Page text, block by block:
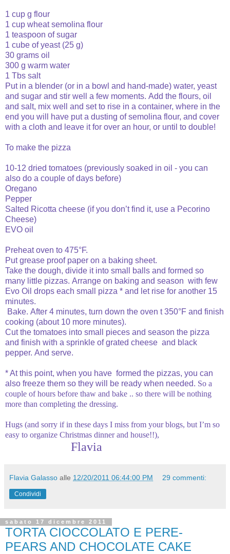
1 cup g flour
1 cup wheat semolina flour
1 teaspoon of sugar
1 cube of yeast (25 g)
30 grams oil
300 g warm water
1 Tbs salt
Put in a blender (or in a bowl and hand-made) water, yeast
and sugar and stir well a few moments. Add the flours, oil
and salt, mix well and set to rise in a container, where in the
end you will have put a dusting of semolina flour, and cover
with a cloth and leave it for over an hour, or until to double!
To make the pizza
10-12 dried tomatoes (previously soaked in oil - you can
also do a couple of days before)
Oregano
Pepper
Salted Ricotta cheese (if you don’t find it, use a Pecorino
Cheese)
EVO oil
Preheat oven to 475°F.
Put grease proof paper on a baking sheet.
Take the dough, divide it into small balls and formed so
many little pizzas. Arrange on baking and season with few
Evo Oil drops each small pizza * and let rise for another 15
minutes.
Bake. After 4 minutes, turn down the oven t 350°F and finish
cooking (about 10 more minutes).
Cut the tomatoes into small pieces and season the pizza
and finish with a sprinkle of grated cheese and black
pepper. And serve.
* At this point, when you have formed the pizzas, you can
also freeze them so they will be ready when needed. So a
couple of hours before thaw and bake .. so there will be nothing
more than completing the dressing.
Hugs (and sorry if in these days I miss from your blogs, but I’m so
easy to organize Christmas dinner and house!!),
Flavia
Flavia Galasso alle 12/20/2011 06:44:00 PM 29 commenti:
Condividi
sabato 17 dicembre 2011
TORTA CIOCCOLATO E PERE-
PEARS AND CHOCOLATE CAKE